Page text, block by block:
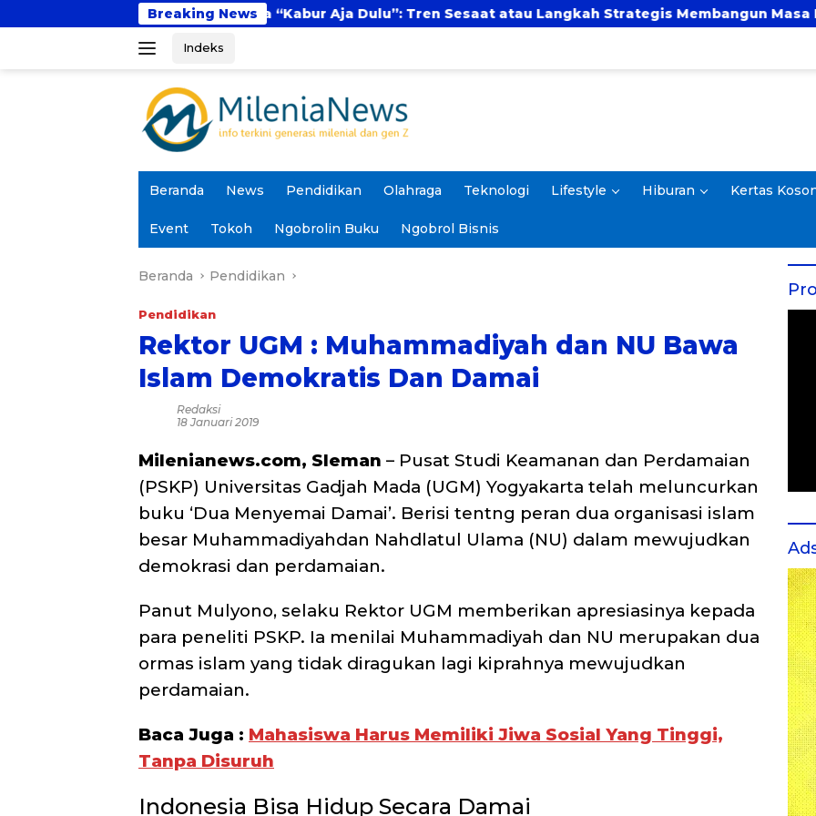
ke
Breaking News
Fenomena “Kabur Aja Dulu”: Tren Sesaat atau Langkah Strategis Membangun Masa Depan? UBSI
Indeks
Beranda News Pendidikan Olahraga Teknologi Lifestyle Hiburan Kertas
Event Tokoh Ngobrolin Buku Ngobrol Bisnis
Beranda Pendidikan
Pendidikan
Rektor UGM : Muhammadiyah dan NU Bawa
Islam Demokratis Dan Damai
Redaksi
18 Januari 2019
Milenianews.com, Sleman – Pusat Studi Keamanan dan Perdamaian
(PSKP) Universitas Gadjah Mada (UGM) Yogyakarta telah meluncurkan
buku ‘Dua Menyemai Damai’. Berisi tentng peran dua organisasi islam
besar Muhammadiyahdan Nahdlatul Ulama (NU) dalam mewujudkan
demokrasi dan perdamaian.
Panut Mulyono, selaku Rektor UGM memberikan apresiasinya kepada
para peneliti PSKP. Ia menilai Muhammadiyah dan NU merupakan dua
ormas islam yang tidak diragukan lagi kiprahnya mewujudkan
perdamaian.
Baca Juga : Mahasiswa Harus Memiliki Jiwa Sosial Yang Tinggi,
Tanpa Disuruh
Indonesia Bisa Hidup Secara Damai